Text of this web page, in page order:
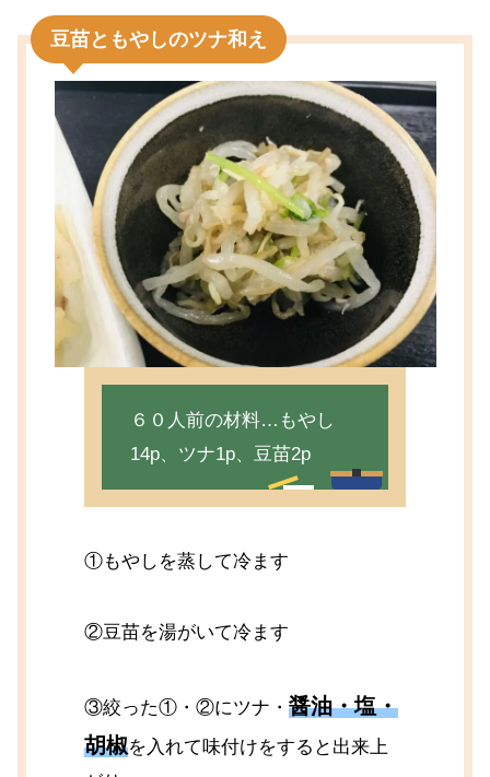
豆苗ともやしのツナ和え
６０人前の材料…もやし
14p、ツナ1p、豆苗2p
①もやしを蒸して冷ます
②豆苗を湯がいて冷ます
③絞った①・②にツナ・醤油・塩・
胡椒を入れて味付けをすると出来上